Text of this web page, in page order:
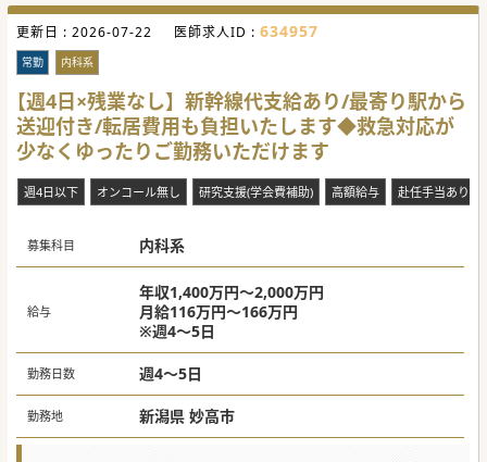
更新日 : 2026-07-22 医師求人ID : 634957
常勤 内科系
【週4日×残業なし】新幹線代支給あり/最寄り駅から
送迎付き/転居費用も負担いたします◆救急対応が
少なくゆったりご勤務いただけます
週4日以下 オンコール無し 研究支援(学会費補助) 高額給与 赴任手当あり
募集科目 内科系
給与
年収1,400万円～2,000万円
月給116万円～166万円
※週4～5日
勤務日数 週4～5日
勤務地 新潟県 妙高市